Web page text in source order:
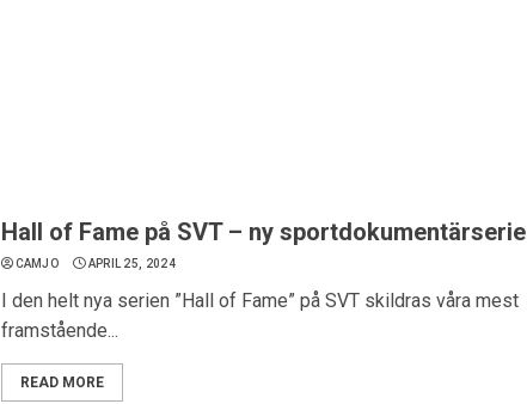
Hall of Fame på SVT – ny sportdokumentärserie
CAMJO APRIL 25, 2024
I den helt nya serien ”Hall of Fame” på SVT skildras våra mest
framstående...
READ MORE